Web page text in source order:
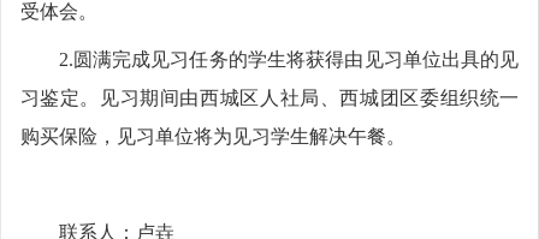
受体会。
2.圆满完成见习任务的学生将获得由见习单位出具的见
习鉴定。见习期间由西城区人社局、西城团区委组织统一
购买保险，见习单位将为见习学生解决午餐。
联系人：卢垚